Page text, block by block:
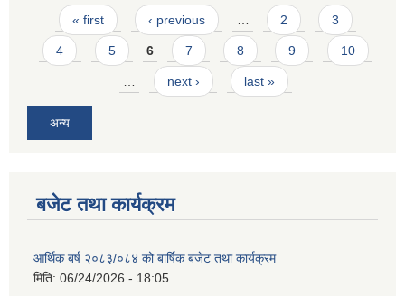
Pages
« first ‹ previous 2 3
4 5 6 7 8 9 10
next › last »
अन्य
बजेट तथा कार्यक्रम
आर्थिक बर्ष २०८३/०८४ को बार्षिक बजेट तथा कार्यक्रम
मिति: 06/24/2026 - 18:05